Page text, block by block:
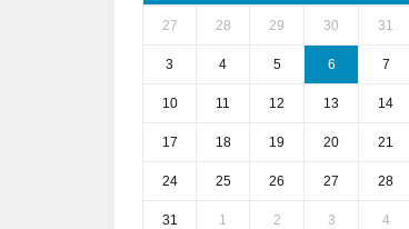
27 28 29 30 31
3 4 5 6 7
10 11 12 13 14
17 18 19 20 21
24 25 26 27 28
31 1 2 3 4